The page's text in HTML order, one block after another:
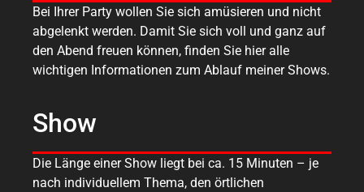
Bei Ihrer Party wollen Sie sich amüsieren und nicht
abgelenkt werden. Damit Sie sich voll und ganz auf
den Abend freuen können, finden Sie hier alle
wichtigen Informationen zum Ablauf meiner Shows.
Show
Die Länge einer Show liegt bei ca. 15 Minuten – je
nach individuellem Thema, den örtlichen